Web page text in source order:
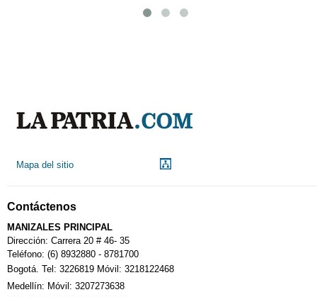
Mapa del sitio
Contáctenos
MANIZALES PRINCIPAL
Dirección: Carrera 20 # 46- 35
Teléfono: (6) 8932880 - 8781700
Bogotá. Tel: 3226819 Móvil: 3218122468
Medellín: Móvil: 3207273638